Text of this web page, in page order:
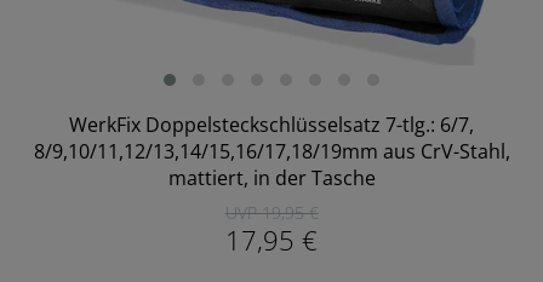
WerkFix Doppelsteckschlüsselsatz 7-tlg.: 6/7,
8/9,10/11,12/13,14/15,16/17,18/19mm aus CrV-Stahl,
mattiert, in der Tasche
UVP 19,95 €
17,95 €